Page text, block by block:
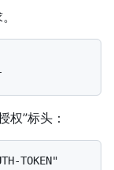
权”标头：
TOKEN"